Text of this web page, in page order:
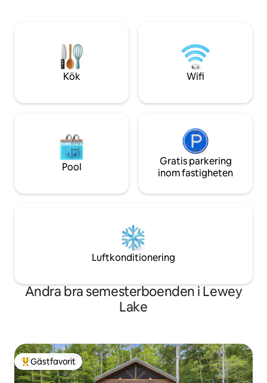
60 meter över sjönivån och ger
fantastisk utsikt året runt runt. En kort
promenad nerför den privata grusstigen
tar dig till vattnet.
Kök Wifi
Pool
Gratis parkering
inom fastigheten
Luftkonditionering
Andra bra semesterboenden i Lewey
Lake
Populär gästfavorit
Gästfavorit